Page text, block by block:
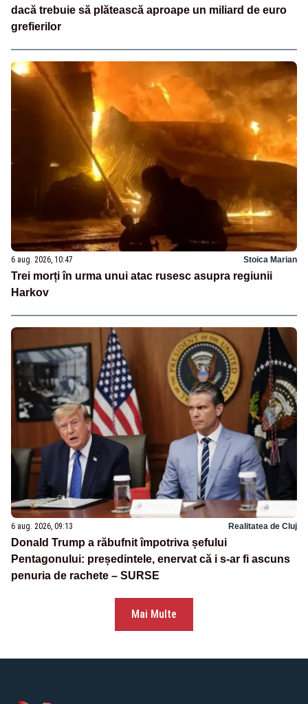
dacă trebuie să plătească aproape un miliard de euro
grefierilor
6 aug. 2026, 10:47 Stoica Marian
Trei morți în urma unui atac rusesc asupra regiunii
Harkov
6 aug. 2026, 09:13 Realitatea de Cluj
Donald Trump a răbufnit împotriva șefului
Pentagonului: președintele, enervat că i s-ar fi ascuns
penuria de rachete – SURSE
Mai Multe